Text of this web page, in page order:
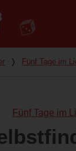
❭ Fünf Tage im
Fünf Tage im